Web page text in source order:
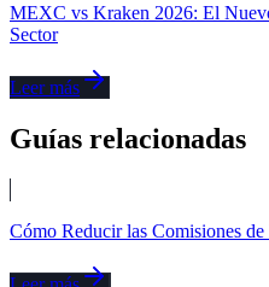
MEXC vs Kraken 2026: El
Sector
Leer más
Guías relacionadas
Cómo Reducir las Comisiones